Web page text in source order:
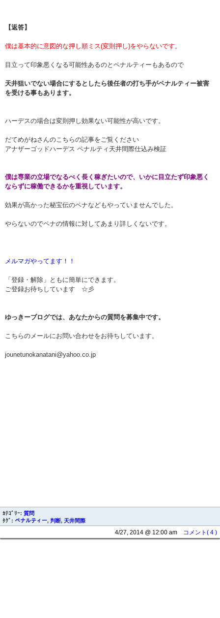
【返答】
僕は基本的に意図的な押し順ミス(変則押し)をやらないです。
目立って印象悪くなる可能性あるのとペナルティーもあるので
天井狙いでない場合にするとしたら後任者の打ち手がペナルティー被害
を受ける事もあります。
ハーデスの場合は変則押し効果ない可能性が高いです。
だてめがねさんのこちらの記事をご覧ください
アナザーゴッドハーデス ペナルティ天井間際仕込み検証
僕は専業の立場でなるべく長く稼ぎたいので、いかに目立たず印象悪く
ならずに稼働できるかを重視しています。
効果が高かった秘宝伝のペナなどもやっていませんでした。
やらないのでペナの情報に対してあまり詳しくないです。
メルマガやってます！！
「登録・解除」ともに簡単にできます。
ご登録お待ちしています ☆彡
ゆっきーブログでは、あなたからの質問を募集中です。
こちらのメールにお問い合わせをお待ちしています。
jounetunokanatani@yahoo.co.jp
ｶﾃｺﾞﾘｰ: 質問
ﾀｸﾞ: ペナルティー, 判断, 天井間際
4/27, 2014 @ 12:00 am コメント( 4 )